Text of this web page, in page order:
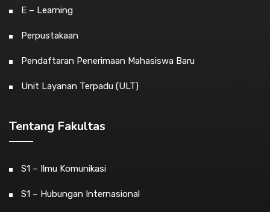
E – Learning
Perpustakaan
Pendaftaran Penerimaan Mahasiswa Baru
Unit Layanan Terpadu (ULT)
Tentang Fakultas
S1 – Ilmu Komunikasi
S1 – Hubungan Internasional